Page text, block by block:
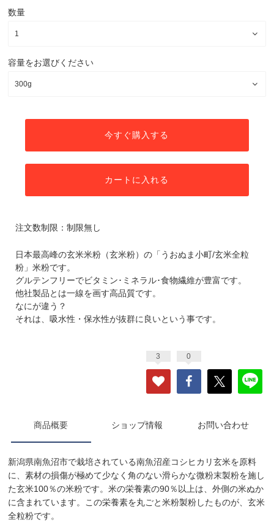
数量
容量をお選びください
今すぐ購入する
カートに入れる
注文数制限：制限無し
日本最高峰の玄米米粉（玄米粉）の「うおぬま小町/玄米全粒
粉」米粉です。
グルテンフリーでビタミン･ミネラル･食物繊維が豊富です。
他社製品とは一線を画す高品質です。
なにが違う？
それは、吸水性・保水性が抜群に良いという事です。
3 0
商品概要 ショップ情報 お問い合わせ
新潟県南魚沼市で栽培されている南魚沼産コシヒカリ玄米を原料
に、素材の損傷が極めて少なく角のない滑らかな微粉末製粉を施し
た玄米100％の米粉です。米の栄養素の90％以上は、外側の米ぬか
に含まれています。この栄養素を丸ごと米粉製粉したものが、玄米
全粒粉です。